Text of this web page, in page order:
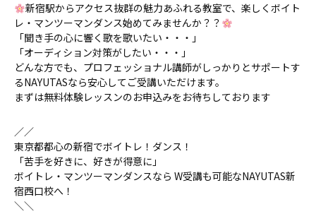
新宿駅からアクセス抜群の魅力あふれる教室で、楽しくボイト
レ・マンツーマンダンス始めてみませんか？？
「聞き手の心に響く歌を歌いたい・・・」
「オーディション対策がしたい・・・」
どんな方でも、プロフェッショナル講師がしっかりとサポートす
るNAYUTASなら安心してご受講いただけます。
まずは無料体験レッスンのお申込みをお待ちしております
／／
東京都都心の新宿でボイトレ！ダンス！
「苦手を好きに、好きが得意に」
ボイトレ・マンツーマンダンスなら W受講も可能なNAYUTAS新
宿西口校へ！
＼＼